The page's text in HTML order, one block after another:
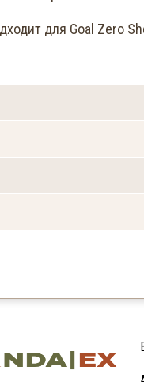
для Goal Zero